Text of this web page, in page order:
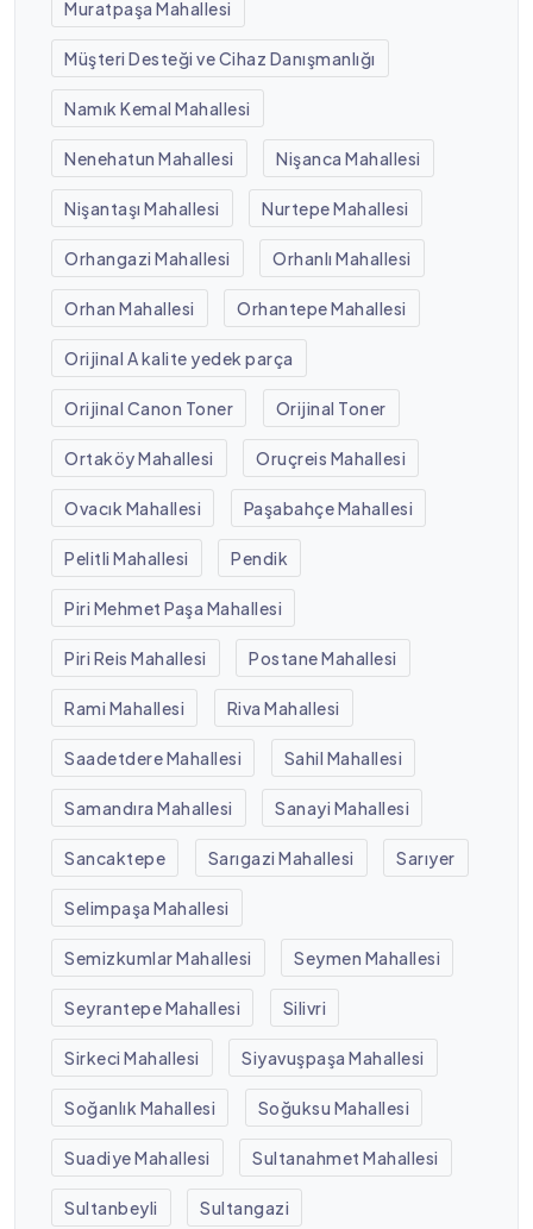
Muratpaşa Mahallesi
Müşteri Desteği ve Cihaz Danışmanlığı
Namık Kemal Mahallesi
Nenehatun Mahallesi Nişanca Mahallesi
Nişantaşı Mahallesi Nurtepe Mahallesi
Orhangazi Mahallesi Orhanlı Mahallesi
Orhan Mahallesi Orhantepe Mahallesi
Orijinal A kalite yedek parça
Orijinal Canon Toner Orijinal Toner
Ortaköy Mahallesi Oruçreis Mahallesi
Ovacık Mahallesi Paşabahçe Mahallesi
Pelitli Mahallesi Pendik
Piri Mehmet Paşa Mahallesi
Piri Reis Mahallesi Postane Mahallesi
Rami Mahallesi Riva Mahallesi
Saadetdere Mahallesi Sahil Mahallesi
Samandıra Mahallesi Sanayi Mahallesi
Sancaktepe Sarıgazi Mahallesi Sarıyer
Selimpaşa Mahallesi
Semizkumlar Mahallesi Seymen Mahallesi
Seyrantepe Mahallesi Silivri
Sirkeci Mahallesi Siyavuşpaşa Mahallesi
Soğanlık Mahallesi Soğuksu Mahallesi
Suadiye Mahallesi Sultanahmet Mahallesi
Sultanbeyli Sultangazi